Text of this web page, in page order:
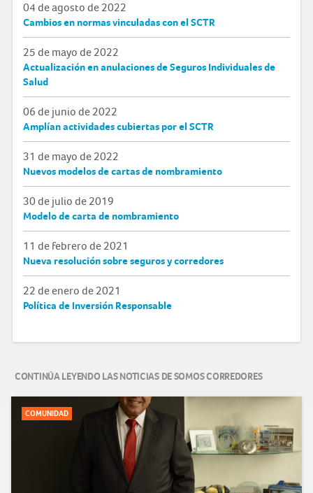
04 de agosto de 2022
Cambios en normas vinculadas con el SCTR
25 de mayo de 2022
Actualización en anulaciones de Seguros Individuales de
Salud
06 de junio de 2022
Amplían actividades cubiertas por el SCTR
31 de mayo de 2022
Nuevos modelos de cartas de nombramiento
30 de julio de 2019
Modelo de carta de nombramiento
11 de febrero de 2021
Nueva resolución sobre seguros y corredores
22 de enero de 2021
Política de Inversión Responsable
CONTINÚA LEYENDO LAS NOTICIAS DE SOMOS CORREDORES
COMUNIDAD